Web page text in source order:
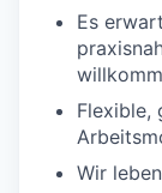
Es
Flexible,
Wir